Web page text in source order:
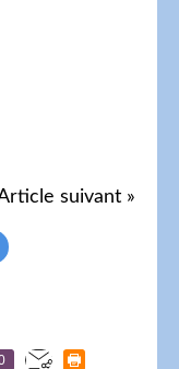
suivant »